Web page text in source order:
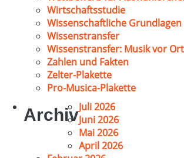
Wirtschaftsstudie
Wissenschaftliche Grundlagen
Wissenstransfer
Wissenstransfer: Musik vor
Zahlen und Fakten
Zelter-Plakette
Pro-Musica-Plakette
ArchivJuli 2026
Juni 2026
Mai 2026
April 2026